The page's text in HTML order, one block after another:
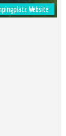
Website